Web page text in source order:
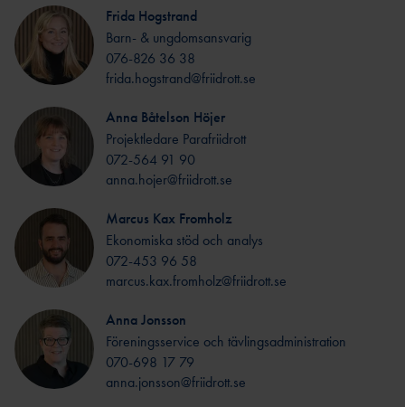
BAUI:S MINI-
FRIIDROTTSSKOLA
COMPANY
VÄSTANHE
DE
UTMÄRKELSER &
STIPENDIER
LEDARUTMÄRKELS
UTMÄRKELSER TILL
AKTIVA
UNGDOMSFOND
Frida Hogstrand
Barn- & ungdomsansvarig
076-826 36 38
frida.hogstrand@friidrott.se
Anna Båtelson Höjer
Projektledare Parafriidrott
072-564 91 90
anna.hojer@friidrott.se
Marcus Kax Fromholz
Ekonomiska stöd och analys
072-453 96 58
marcus.kax.fromholz@friidrott.se
Anna Jonsson
Föreningsservice och tävlingsadministration
070-698 17 79
anna.jonsson@friidrott.se